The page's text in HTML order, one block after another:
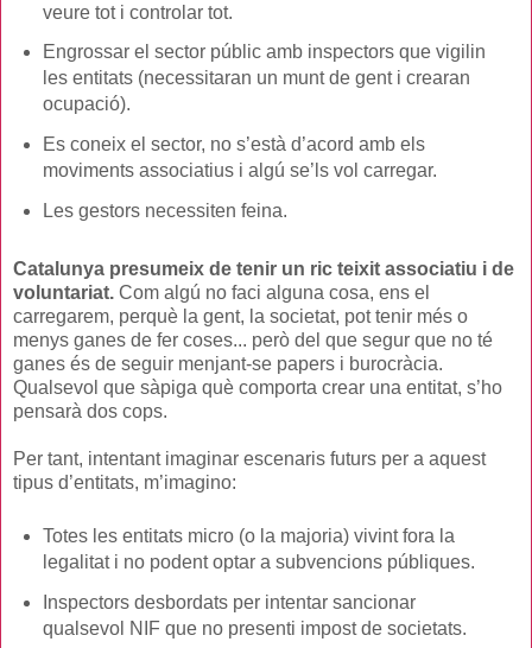
veure tot i controlar tot.
Engrossar el sector públic amb inspectors que vigilin
les entitats (necessitaran un munt de gent i crearan
ocupació).
Es coneix el sector, no s’està d’acord amb els
moviments associatius i algú se’ls vol carregar.
Les gestors necessiten feina.
Catalunya presumeix de tenir un ric teixit associatiu i de
voluntariat. Com algú no faci alguna cosa, ens el
carregarem, perquè la gent, la societat, pot tenir més o
menys ganes de fer coses... però del que segur que no té
ganes és de seguir menjant-se papers i burocràcia.
Qualsevol que sàpiga què comporta crear una entitat, s’ho
pensarà dos cops.
Per tant, intentant imaginar escenaris futurs per a aquest
tipus d’entitats, m’imagino:
Totes les entitats micro (o la majoria) vivint fora la
legalitat i no podent optar a subvencions públiques.
Inspectors desbordats per intentar sancionar
qualsevol NIF que no presenti impost de societats.